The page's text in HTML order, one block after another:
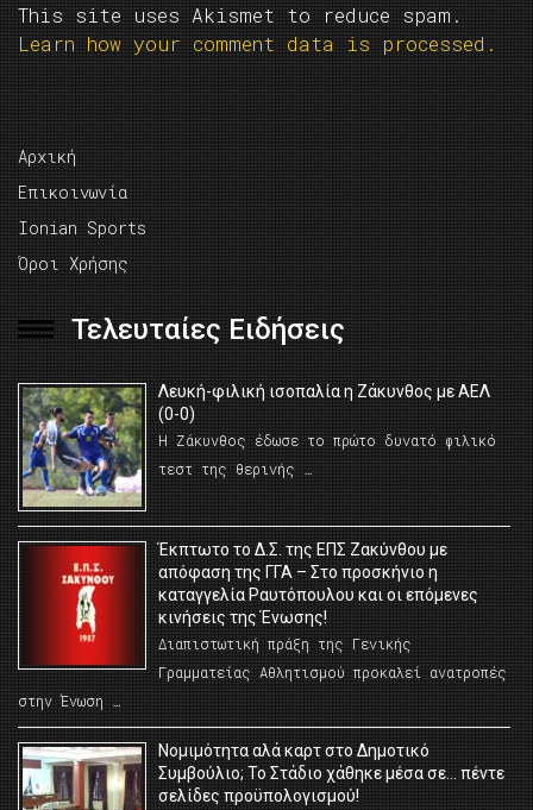
This site uses Akismet to reduce spam.
Learn how your comment data is processed.
Αρχική
Επικοινωνία
Ionian Sports
Όροι Χρήσης
Τελευταίες Ειδήσεις
Λευκή-φιλική ισοπαλία η Ζάκυνθος με ΑΕΛ
(0-0)
Η Ζάκυνθος έδωσε το πρώτο δυνατό φιλικό
τεστ της θερινής …
Έκπτωτο το Δ.Σ. της ΕΠΣ Ζακύνθου με
απόφαση της ΓΓΑ – Στο προσκήνιο η
καταγγελία Ραυτόπουλου και οι επόμενες
κινήσεις της Ένωσης!
Διαπιστωτική πράξη της Γενικής
Γραμματείας Αθλητισμού προκαλεί ανατροπές
στην Ένωση …
Νομιμότητα αλά καρτ στο Δημοτικό
Συμβούλιο; Το Στάδιο χάθηκε μέσα σε… πέντε
σελίδες προϋπολογισμού!